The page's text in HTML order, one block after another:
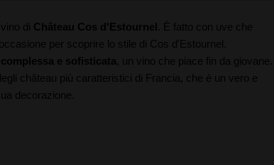
di Château Cos d'Estournel . È fatto con uve che
per scoprire lo stile di Cos d'Estournel.
complessa e sofisticata , un vino che piace fin da giovane.
château più caratteristici di Francia, che è un vero e
decorazione.